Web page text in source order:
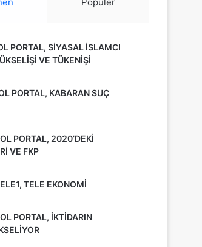
Popüler
PORTAL, SİYASAL İSLAMCI
VE TÜKENİŞİ
PORTAL, KABARAN SUÇ
PORTAL, 2020’DEKİ
VE FKP
TELE EKONOMİ
PORTAL, İKTİDARIN